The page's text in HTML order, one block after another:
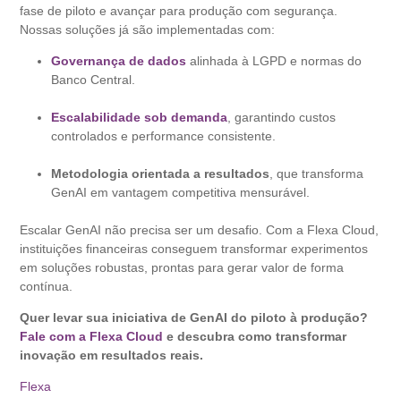
fase de piloto e avançar para produção com segurança.
Nossas soluções já são implementadas com:
Governança de dados alinhada à LGPD e normas do
Banco Central.
Escalabilidade sob demanda , garantindo custos
controlados e performance consistente.
Metodologia orientada a resultados , que transforma
GenAI em vantagem competitiva mensurável.
Escalar GenAI não precisa ser um desafio. Com a Flexa Cloud,
instituições financeiras conseguem transformar experimentos
em soluções robustas, prontas para gerar valor de forma
contínua.
Quer levar sua iniciativa de GenAI do piloto à produção?
Fale com a Flexa Cloud e descubra como transformar
inovação em resultados reais.
Flexa